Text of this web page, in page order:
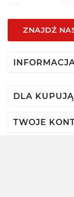
ZNAJDŹ
DLA
TWOJE